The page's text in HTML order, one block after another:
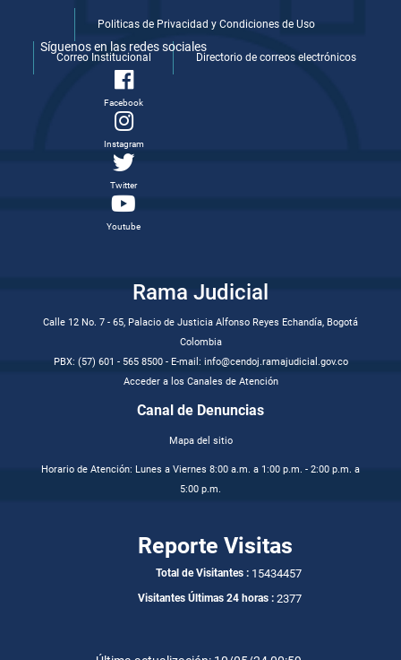
Politicas de Privacidad y Condiciones de Uso
Correo Institucional Directorio de correos electrónicos
Síguenos en las redes sociales
Facebook
Instagram
Twitter
Youtube
Rama Judicial
Calle 12 No. 7 - 65, Palacio de Justicia Alfonso Reyes Echandía, Bogotá
Colombia
PBX: (57) 601 - 565 8500 - E-mail: info@cendoj.ramajudicial.gov.co
Acceder a los Canales de Atención
Canal de Denuncias
Mapa del sitio
Horario de Atención: Lunes a Viernes 8:00 a.m. a 1:00 p.m. - 2:00 p.m. a
5:00 p.m.
Reporte Visitas
Total de Visitantes : 15434457
Visitantes Últimas 24 horas : 2377